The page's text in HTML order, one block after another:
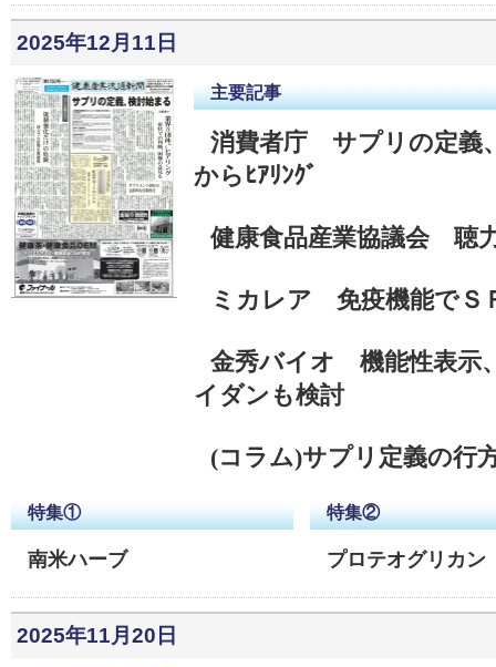
2025年12月11日
主要記事
消費者庁 サプリの定義
からﾋｱﾘﾝｸﾞ
健康食品産業協議会 聴
ミカレア 免疫機能でＳ
金秀バイオ 機能性表示
イダンも検討
(コラム)サプリ定義の行
特集①
南米ハーブ
特集②
プロテオグリカン
2025年11月20日